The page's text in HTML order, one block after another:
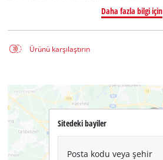
Daha fazla bilgi için
Ürünü karşılaştırın
Sitedeki bayiler
Posta kodu veya şehir